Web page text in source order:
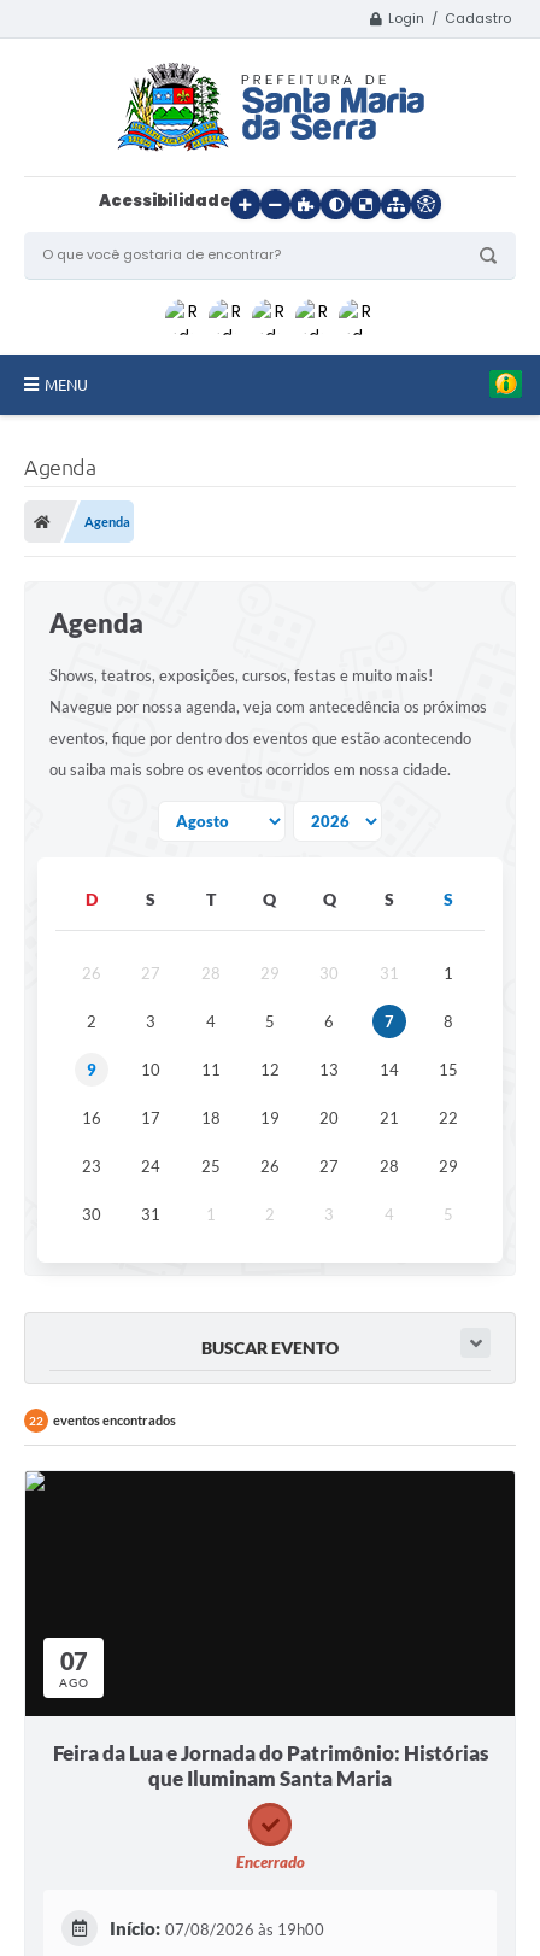
Login / Cadastro
Acessibilidade
MENU
Departamentos
Cultura
Conselhos Municipais
Editais
Agenda
Agenda
Agenda
Shows, teatros, exposições, cursos, festas e muito mais!
Navegue por nossa agenda, veja com antecedência os próximos
eventos, fique por dentro dos eventos que estão acontecendo
ou saiba mais sobre os eventos ocorridos em nossa cidade.
D S T Q Q S S
26 27 28 29 30 31 1
2 3 4 5 6 7 8
9 10 11 12 13 14 15
16 17 18 19 20 21 22
23 24 25 26 27 28 29
30 31 1 2 3 4 5
BUSCAR EVENTO
22 eventos encontrados
07
AGO
Feira da Lua e Jornada do Patrimônio: Histórias
que Iluminam Santa Maria
Encerrado
Início: 07/08/2026 às 19h00